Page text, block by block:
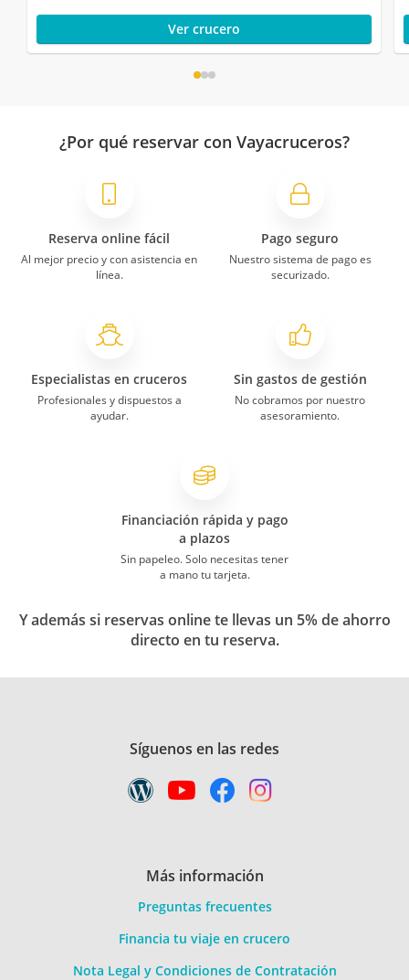
Ver crucero
¿Por qué reservar con Vayacruceros?
Reserva online fácil
Al mejor precio y con asistencia en
línea.
Pago seguro
Nuestro sistema de pago es
securizado.
Especialistas en cruceros
Profesionales y dispuestos a
ayudar.
Sin gastos de gestión
No cobramos por nuestro
asesoramiento.
Financiación rápida y pago
a plazos
Sin papeleo. Solo necesitas tener
a mano tu tarjeta.
Y además si reservas online te llevas un 5% de ahorro
directo en tu reserva.
Síguenos en las redes
Más información
Preguntas frecuentes
Financia tu viaje en crucero
Nota Legal y Condiciones de Contratación